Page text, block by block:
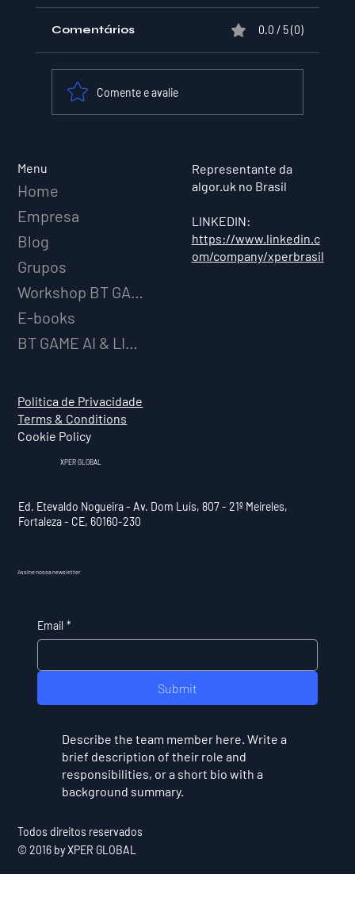
Comentários 0.0 / 5 (0)
Comente e avalie
Menu
Home
Empresa
Blog
Grupos
E-books
Politica de Privacidade
Terms & Conditions
Cookie Policy
Representante da
algor.uk no Brasil
LINKEDIN:
https://www.linkedin.c
om/company/xperbrasil
XPER GLOBAL
Ed. Etevaldo Nogueira - Av. Dom Luís, 807 - 21º Meireles,
Fortaleza - CE, 60160-230
Assine nossa newsletter
Email *
Submit
Describe the team member here. Write a
brief description of their role and
responsibilities, or a short bio with a
background summary.
Todos direitos reservados
© 2016 by XPER GLOBAL